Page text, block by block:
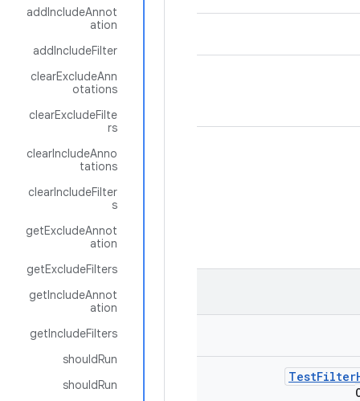
addIncludeAnnot
ation
addIncludeFilter
clearExcludeAnn
otations
clearExcludeFilte
rs
clearIncludeAnno
tations
clearIncludeFilter
s
getExcludeAnnot
ation
getExcludeFilters
getIncludeAnnot
ation
getIncludeFilters
shouldRun
shouldRun
TestFilter